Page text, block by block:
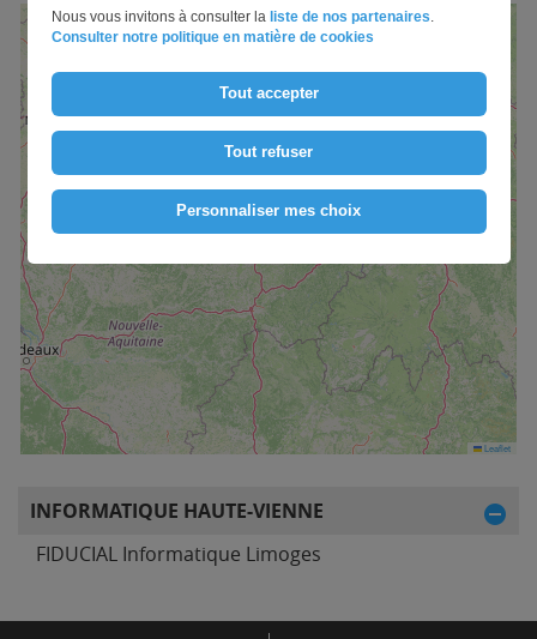
1
+
−
Leaflet
INFORMATIQUE HAUTE-VIENNE
FIDUCIAL Informatique Limoges
Nous vous invitons à consulter la liste de nos partenaires.
Consulter notre politique en matière de cookies
Tout accepter
Tout refuser
Personnaliser mes choix